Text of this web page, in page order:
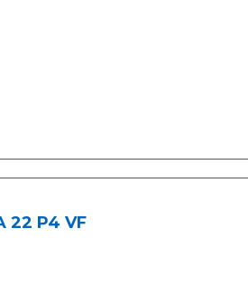
22 P4 VF